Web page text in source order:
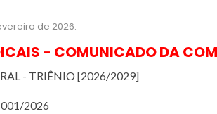
de 2026.
- COMUNICADO DA
- TRIÊNIO [2026/2029]
2026